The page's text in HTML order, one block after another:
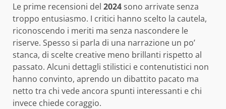
Le prime recensioni del 2024sono arrivate senza
troppo entusiasmo. I critici hanno scelto la cautela,
riconoscendo i meriti ma senza nascondere le
riserve. Spesso si parla di una narrazione un po’
stanca, di scelte creative meno brillanti rispetto al
passato. Alcuni dettagli stilistici e contenutistici non
hanno convinto, aprendo un dibattito pacato ma
netto tra chi vede ancora spunti interessanti e chi
invece chiede coraggio.